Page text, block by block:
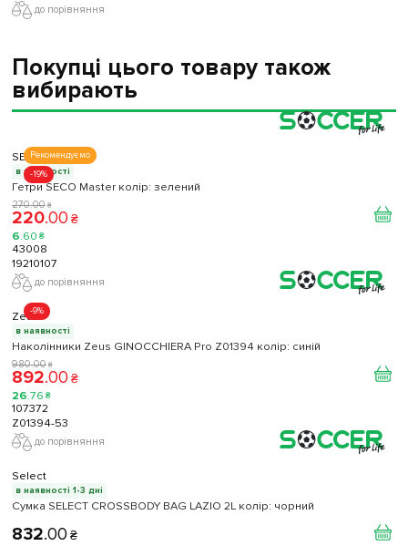
до порівняння
Покупці цього товару також
вибирають
Рекомендуємо
-19%
SECO
в наявності
Гетри SECO Master колір: зелений
270.00 ₴
220.00 ₴
6.60 ₴
43008
19210107
до порівняння
-9%
Zeus
в наявності
Наколінники Zeus GINOCCHIERA Pro Z01394 колір: синій
980.00 ₴
892.00 ₴
26.76 ₴
107372
Z01394-53
до порівняння
Select
в наявності 1-3 дні
Сумка SELECT CROSSBODY BAG LAZIO 2L колір: чорний
832.00 ₴